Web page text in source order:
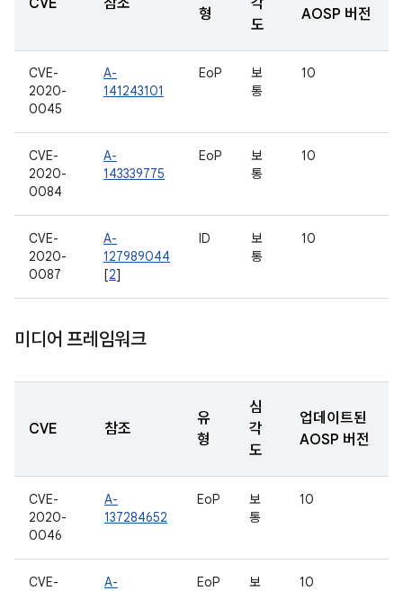
CVE 참조
형
각
도
AOSP 버전
CVE-
2020-
0045
A-
141243101
EoP
보
통
10
CVE-
2020-
0084
A-
143339775
EoP
보
통
10
CVE-
2020-
0087
A-
127989044
[2]
ID
보
통
10
미디어 프레임워크
CVE 참조
유
형
심
각
도
업데이트된
AOSP 버전
CVE-
2020-
0046
A-
137284652
EoP
보
통
10
CVE- A- EoP 보 10